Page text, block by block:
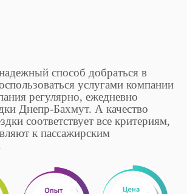
способ добраться в
услугами компании
регулярно, ежедневно
Днепр-Бахмут. А качество
соответствует все критериям,
к пассажирским